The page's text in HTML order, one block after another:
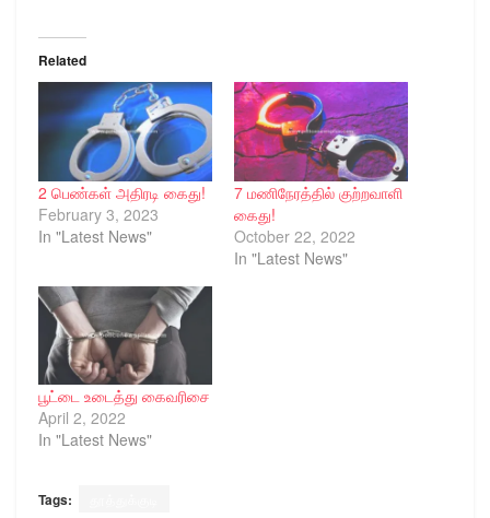
Related
2 பெண்கள் அதிரடி கைது!
February 3, 2023
In "Latest News"
7 மணிநேரத்தில் குற்றவாளி
கைது!
October 22, 2022
In "Latest News"
பூட்டை உடைத்து கைவரிசை
April 2, 2022
In "Latest News"
Tags: